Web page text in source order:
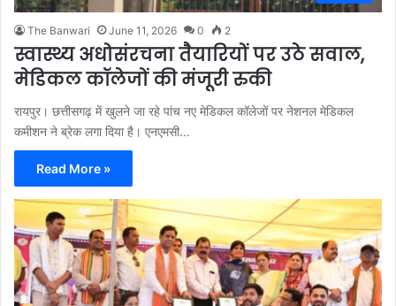
The Banwari June 11, 2026 0 2
स्वास्थ्य अधोसंरचना तैयारियों पर उठे सवाल,
मेडिकल कॉलेजों की मंजूरी रुकी
रायपुर। छत्तीसगढ़ में खुलने जा रहे पांच नए मेडिकल कॉलेजों पर नेशनल मेडिकल
कमीशन ने ब्रेक लगा दिया है। एनएमसी…
Read More »